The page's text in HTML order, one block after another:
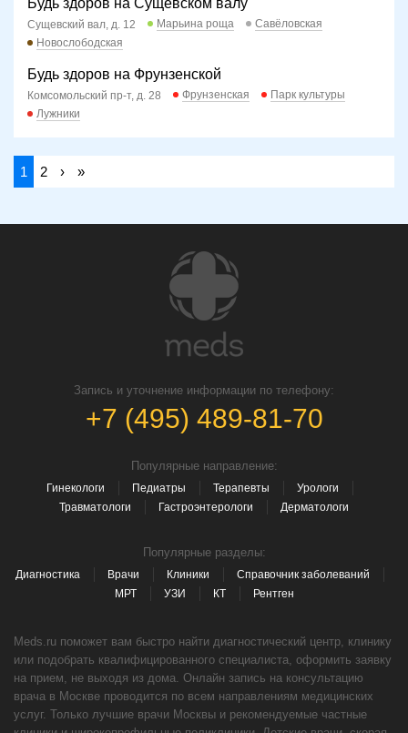
Будь здоров на Сущевском валу
Сущевский вал, д. 12 Марьина роща
Савёловская
Новослободская
Будь здоров на Фрунзенской
Комсомольский пр-т, д. 28 Фрунзенская
Парк культуры
Лужники
1 2 › »
Запись и уточнение информации по телефону:
+7 (495) 489-81-70
Популярные направление:
Гинекологи Педиатры Терапевты
Урологи
Травматологи
Гастроэнтерологи Дерматологи
Популярные разделы:
Диагностика Врачи Клиники
Справочник заболеваний
МРТ
УЗИ КТ Рентген
Meds.ru поможет вам быстро найти диагностический центр, клинику
или подобрать квалифицированного специалиста, оформить заявку
на прием, не выходя из дома. Онлайн запись на консультацию
врача в Москве проводится по всем направлениям медицинских
услуг. Только лучшие врачи Москвы и рекомендуемые частные